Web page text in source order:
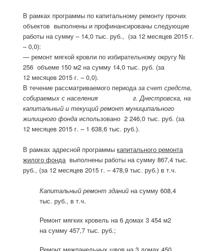
В рамках программы по капитальному ремонту прочих
объектов выполнены и профинансированы следующие
работы на сумму – 14,0 тыс. руб., (за 12 месяцев 2015 г.
– 0,0):
— ремонт мягкой кровли по избирательному округу №
256 объеме 150 м2 на сумму 14,0 тыс. руб. (за
12 месяцев 2015 г. – 0,0).
В течение рассматриваемого периодаза счет средств,
собираемых с населения г. Днестровска, на
капитальный и текущий ремонт муниципального
жилищного фонда использовано 2 246,0 тыс. руб. (за
12 месяцев 2015 г. – 1 638,6 тыс. руб.).
В рамках адресной программыкапитального ремонта
жилого фондавыполнены работы на сумму 867,4 тыс.
руб., (за 12 месяцев 2015 г. – 478,9 тыс. руб.) в т.ч.
Капитальный ремонт зданий на сумму 608,4
тыс. руб., в т.ч.
Ремонт мягких кровель на 6 домах 3 454 м2
на сумму 457,7 тыс. руб.;